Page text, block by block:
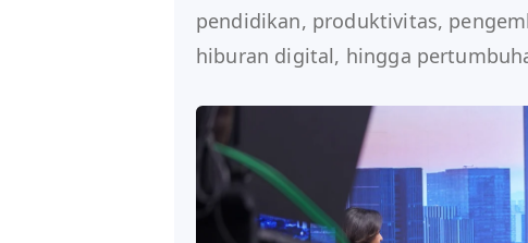
pendidikan, produktivitas,
hiburan digital, hingga